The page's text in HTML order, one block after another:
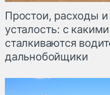
Простои, расходы
усталость: с
сталкиваются
дальнобойщики